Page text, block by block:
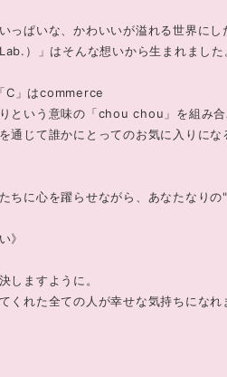
っぱいな、かわいいが溢れる世界にし
）」はそんな想いから生まれました
C」はcommerce
という意味の「chou chou」を組み
通じて誰かにとってのお気に入りに
ちに心を躍らせながら、あなたなり
》
しますように。
くれた全ての人が幸せな気持ちになれ